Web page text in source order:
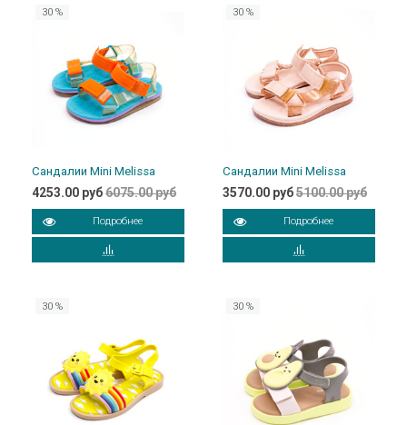
30 %
Сандалии Mini Melissa
4253.00 руб6075.00 руб
Подробнее
30 %
Сандалии Mini Melissa
3570.00 руб5100.00 руб
Подробнее
30 % 30 %